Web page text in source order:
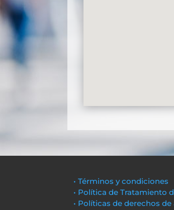
• Términos y condiciones
• Política de Tratamiento
• Políticas de derechos